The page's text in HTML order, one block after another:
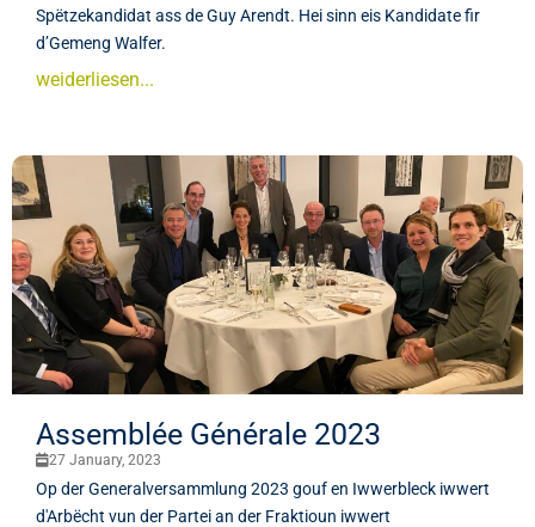
Spëtzekandidat ass de Guy Arendt. Hei sinn eis Kandidate fir
d’Gemeng Walfer.
weiderliesen...
Assemblée Générale 2023
27 January, 2023
Op der Generalversammlung 2023 gouf en Iwwerbleck iwwert
d'Arbëcht vun der Partei an der Fraktioun iwwert